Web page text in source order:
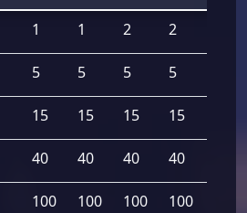
1
1 2 2
5 5 5 5
15 15 15 15
40 40 40 40
100 100 100 100